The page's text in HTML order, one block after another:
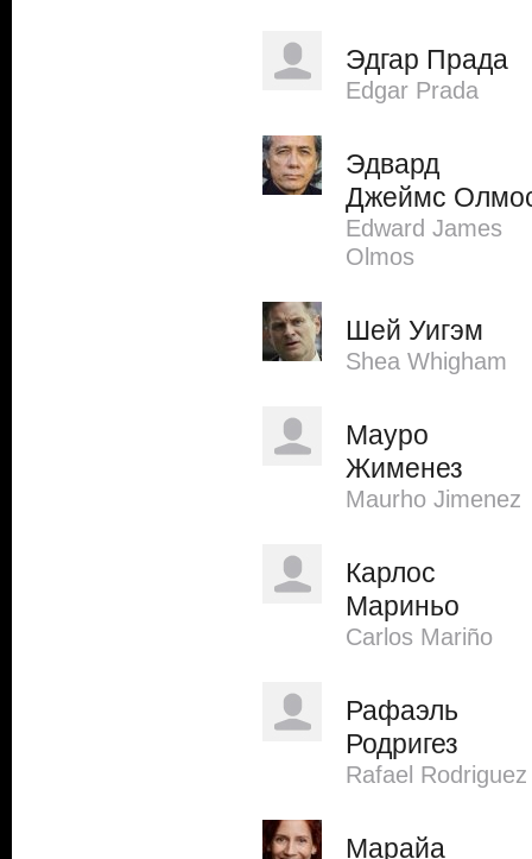
Эдгар Прада
Edgar Prada
Эдвард
Джеймс
Edward James
Olmos
Шей Уигэм
Shea Whigham
Мауро
Жименез
Maurho Jimenez
Карлос
Мариньо
Carlos Mariño
Рафаэль
Родригез
Rafael Rodriguez
Марайа